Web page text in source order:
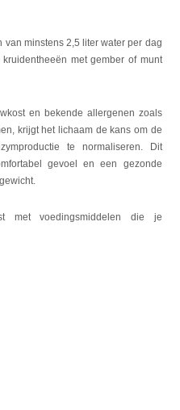
van minstens 2,5 liter water per dag
met gember of munt
en bekende allergenen zoals
krijgt het lichaam de kans om de
te normaliseren. Dit
gevoel en een gezonde
met voedingsmiddelen die je